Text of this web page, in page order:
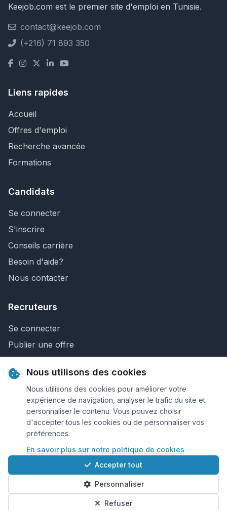
Keejob.com est le premier site d'emploi en Tunisie.
contact@keejob.com
(+216) 71 893 350
Liens rapides
Accueil
Offres d'emploi
Recherche avancée
Formations
Candidats
Se connecter
S'inscrire
Conseils carrière
Besoin d'aide?
Nous contacter
Recruteurs
Se connecter
Publier une offre
Nous contacter
© 2026 Keejob.com. Tous droits réservés.
Conditions et règlement
Cookies
Qui sommes-nous?
Nous utilisons des cookies
Nous utilisons des cookies pour améliorer votre
expérience de navigation, analyser le trafic du site et
personnaliser le contenu. Vous pouvez choisir
d'accepter tous les cookies ou de personnaliser vos
préférences.
En savoir plus sur notre politique de cookies
Accepter tout
Personnaliser
Refuser